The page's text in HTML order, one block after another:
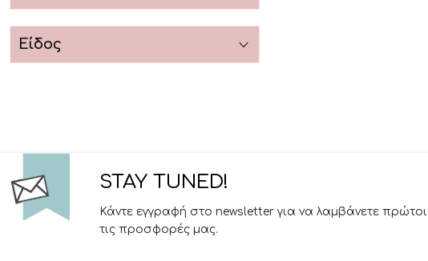
Είδος
STAY TUNED!
Κάντε εγγραφή στο newsletter για να λαμβάνετε πρώτοι
τις προσφορές μας.